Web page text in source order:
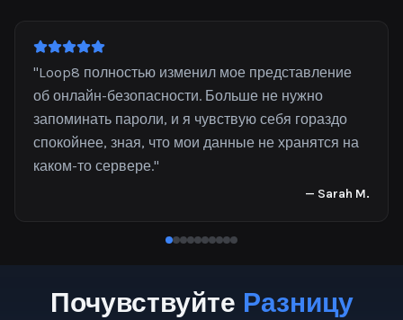
"Loop8 полностью изменил мое представление
об онлайн-безопасности. Больше не нужно
запоминать пароли, и я чувствую себя гораздо
спокойнее, зная, что мои данные не хранятся на
каком-то сервере."
— Sarah M.
Почувствуйте Разницу